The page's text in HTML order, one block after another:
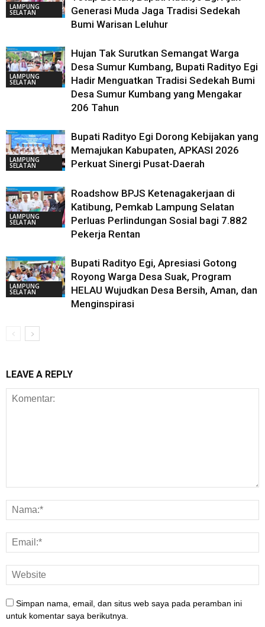
LAMPUNG
SELATAN
Generasi Muda Jaga Tradisi Sedekah
Bumi Warisan Leluhur
LAMPUNG
SELATAN
Hujan Tak Surutkan Semangat Warga
Desa Sumur Kumbang, Bupati Radityo Egi
Hadir Menguatkan Tradisi Sedekah Bumi
Desa Sumur Kumbang yang Mengakar
206 Tahun
LAMPUNG
SELATAN
Bupati Radityo Egi Dorong Kebijakan yang
Memajukan Kabupaten, APKASI 2026
Perkuat Sinergi Pusat-Daerah
LAMPUNG
SELATAN
Roadshow BPJS Ketenagakerjaan di
Katibung, Pemkab Lampung Selatan
Perluas Perlindungan Sosial bagi 7.882
Pekerja Rentan
LAMPUNG
SELATAN
Bupati Radityo Egi, Apresiasi Gotong
Royong Warga Desa Suak, Program
HELAU Wujudkan Desa Bersih, Aman, dan
Menginspirasi
LEAVE A REPLY
Simpan nama, email, dan situs web saya pada peramban ini
untuk komentar saya berikutnya.